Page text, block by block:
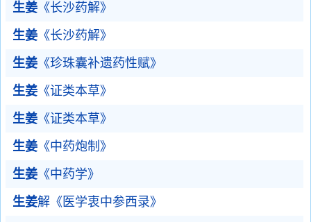
生姜 《长沙药解》
生姜 《长沙药解》
生姜 《珍珠囊补遗药性赋》
生姜 《证类本草》
生姜 《证类本草》
生姜 《中药炮制》
生姜 《中药学》
生姜解《医学衷中参西录》